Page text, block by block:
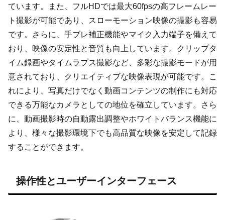
ています。また、フルHDでは最大60fpsの高フレームレー
ト撮影が可能であり、スローモーション映像の撮影も容易
です。さらに、手ブレ補正機能やマイク入力端子を備えて
おり、映像の安定性と音質も向上しています。クリップタ
イム録画やタイムラプス撮影など、多彩な撮影モードが用
意されており、クリエイティブな映像表現が可能です。こ
れにより、写真だけでなく動画コンテンツの制作にも対応
できる万能なカメラとしての地位を確立しています。さら
に、動画撮影時の自動露出調整やホワイトバランス機能に
より、様々な撮影環境下でも高品質な映像を安定して記録
することができます。
操作性とユーザーインターフェース